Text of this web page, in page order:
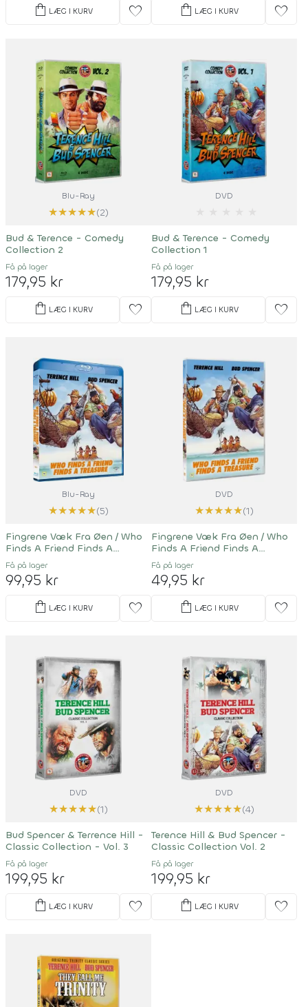
shopping_bag LÆG I KURV favorite shopping_bag LÆG I KURV favorite
Blu-Ray
★★★★★(2)
Bud & Terence - Comedy
Collection 2
Få på lager
179,95 kr
shopping_bag LÆG I KURV favorite
DVD
Bud & Terence - Comedy
Collection 1
Få på lager
179,95 kr
shopping_bag LÆG I KURV favorite
Blu-Ray
★★★★★(5)
Fingrene Væk Fra Øen / Who
Finds A Friend Finds A
Treasure
Få på lager
99,95 kr
shopping_bag LÆG I KURV favorite
DVD
★★★★★(1)
Fingrene Væk Fra Øen / Who
Finds A Friend Finds A
Treasure
Få på lager
49,95 kr
shopping_bag LÆG I KURV favorite
DVD
★★★★★(1)
Bud Spencer & Terrence Hill -
Classic Collection - Vol. 3
Få på lager
199,95 kr
shopping_bag LÆG I KURV favorite
DVD
★★★★★(4)
Terence Hill & Bud Spencer -
Classic Collection Vol. 2
Få på lager
199,95 kr
shopping_bag LÆG I KURV favorite